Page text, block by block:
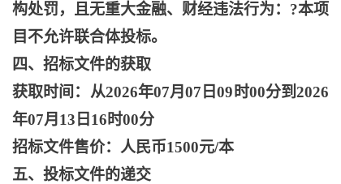
构处罚，且无重大金融、财经违法行为：?本项
目不允许联合体投标。
四、招标文件的获取
获取时间：从2026年07月07日09时00分到2026
年07月13日16时00分
招标文件售价：人民币1500元/本
五、投标文件的递交